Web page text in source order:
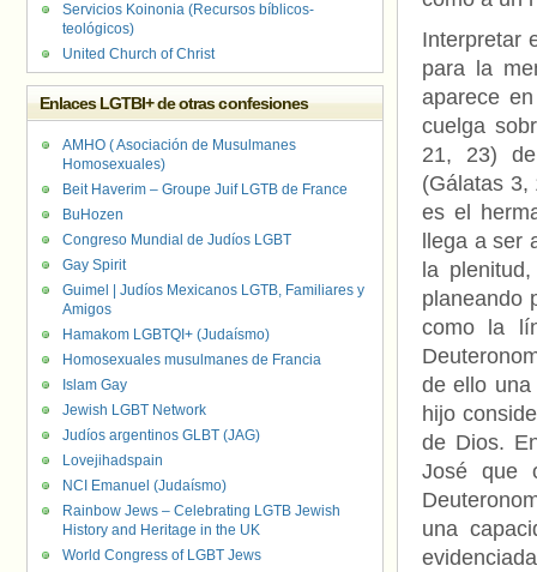
Interpretar
para la
aparece
cuelga
21, 23)
(Gálatas 3,
es el
llega a
la
planeando
como la
de ello
hijo
de Dios.
José que
una
Servicios Koinonia (Recursos bíblicos-
teológicos)
United Church of Christ
Enlaces LGTBI+ de otras confesiones
AMHO ( Asociación de Musulmanes
Homosexuales)
Beit Haverim – Groupe Juif LGTB de France
BuHozen
Congreso Mundial de Judíos LGBT
Gay Spirit
Guimel | Judíos Mexicanos LGTB, Familiares y
Amigos
Hamakom LGBTQI+ (Judaísmo)
Homosexuales musulmanes de Francia
Islam Gay
Jewish LGBT Network
Judíos argentinos GLBT (JAG)
Lovejihadspain
NCI Emanuel (Judaísmo)
Rainbow Jews – Celebrating LGTB Jewish
History and Heritage in the UK
World Congress of LGBT Jews